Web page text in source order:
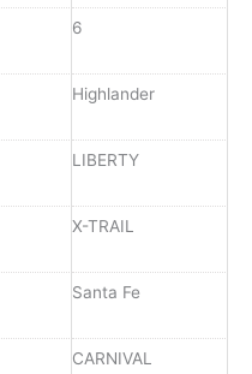
6
Highlander
LIBERTY
X-TRAIL
Santa Fe
CARNIVAL